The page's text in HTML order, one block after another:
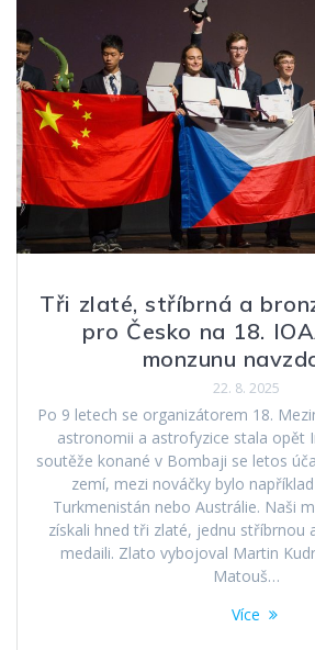
Tři zlaté, stříbrná a
pro Česko na 18.
monzunu
22. 8. 2025
Po 9 letech se organizátorem 18.
astronomii a astrofyzice stala opět
soutěže konané v Bombaji se letos
zemí, mezi nováčky bylo
Turkmenistán nebo Austrálie. Naši
získali hned tři zlaté, jednu stříbrnou
medaili. Zlato vybojoval Martin
Matouš…
Více